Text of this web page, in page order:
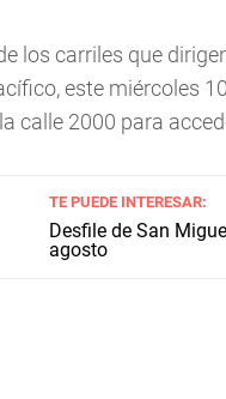
los carriles que
este miércoles
calle 2000 para
TE PUEDE INTERESAR:
Desfile de San
agosto